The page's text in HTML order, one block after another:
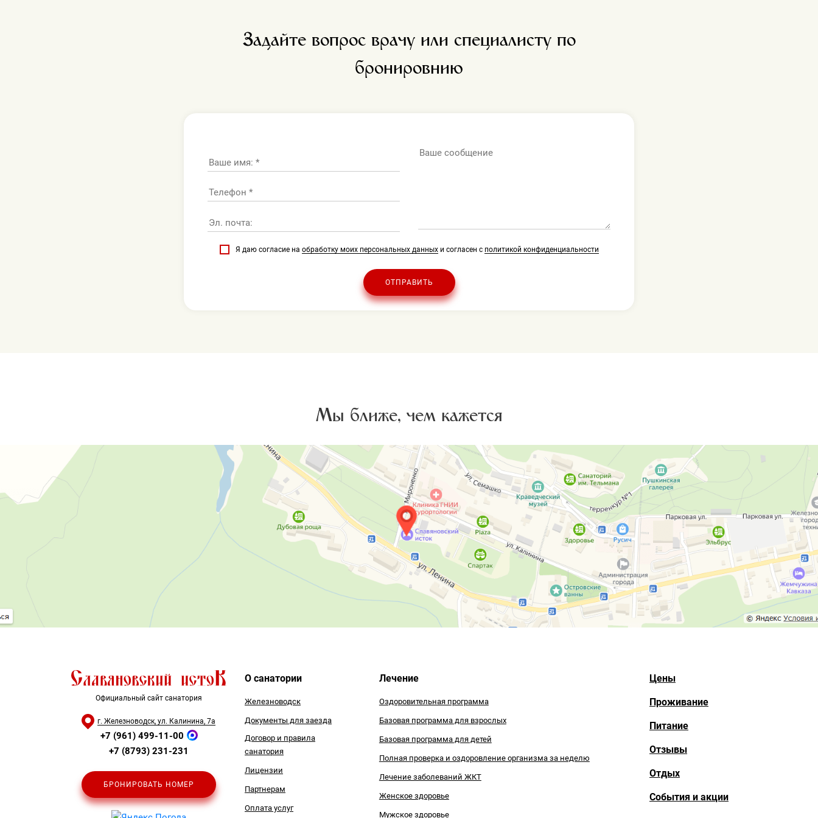
Задайте вопрос врачу или специалисту по
бронировнию
Я даю согласие на обработку моих персональных данныхи согласен с политикой конфиденциальности
ОТПРАВИТЬ
Мы ближе, чем кажется
Официальный сайт санатория
г. Железноводск, ул. Калинина, 7а
+7 (961) 499-11-00
+7 (8793) 231-231
БРОНИРОВАТЬ НОМЕР
О санатории
Железноводск
Документы для заезда
Договор и правила
санатория
Лицензии
Партнерам
Оплата услуг
Лечение
Оздоровительная программа
Базовая программа для взрослых
Базовая программа для детей
Полная проверка и оздоровление организма за неделю
Лечение заболеваний ЖКТ
Женское здоровье
Мужское здоровье
Цены
Проживание
Питание
Отзывы
Отдых
События и акции